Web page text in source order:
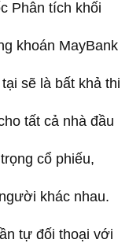
Phân tích khối
khoán MayBank
sẽ là bất khả thi
tất cả nhà đầu
cổ phiếu,
khác nhau.
tự đối thoại với